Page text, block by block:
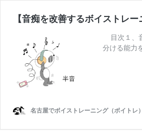
【音痴を改善するボイストレ
目次１、
分ける能力
名古屋でボイストレーニング（ボイトレ